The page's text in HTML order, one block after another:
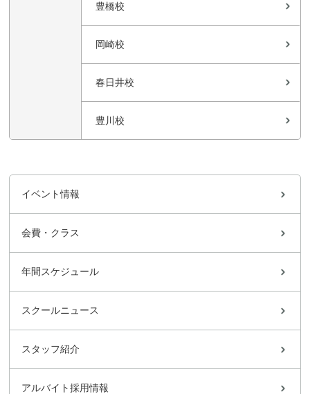
豊橋校
岡崎校
春日井校
豊川校
イベント情報
会費・クラス
年間スケジュール
スクールニュース
スタッフ紹介
アルバイト採用情報